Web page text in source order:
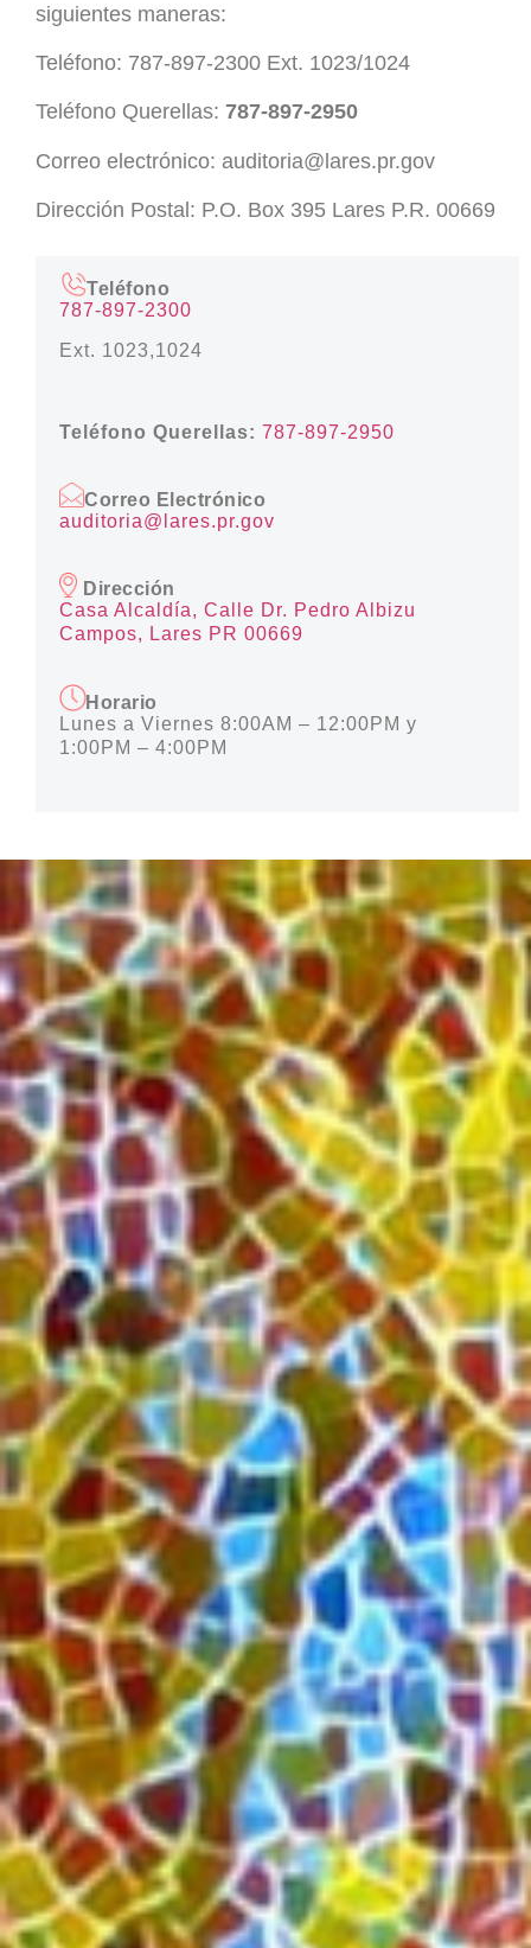
siguientes maneras:
Teléfono: 787-897-2300 Ext. 1023/1024
Teléfono Querellas: 787-897-2950
Correo electrónico: auditoria@lares.pr.gov
Dirección Postal: P.O. Box 395 Lares P.R. 00669
Teléfono
787-897-2300
Ext. 1023,1024
Teléfono Querellas: 787-897-2950
Correo Electrónico
auditoria@lares.pr.gov
Dirección
Casa Alcaldía, Calle Dr. Pedro Albizu
Campos, Lares PR 00669
Horario
Lunes a Viernes 8:00AM – 12:00PM y
1:00PM – 4:00PM